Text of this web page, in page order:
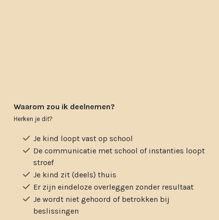
Waarom zou ik deelnemen?
Herken je dit?
Je kind loopt vast op school
De communicatie met school of instanties loopt
stroef
Je kind zit (deels) thuis
Er zijn eindeloze overleggen zonder resultaat
Je wordt niet gehoord of betrokken bij
beslissingen